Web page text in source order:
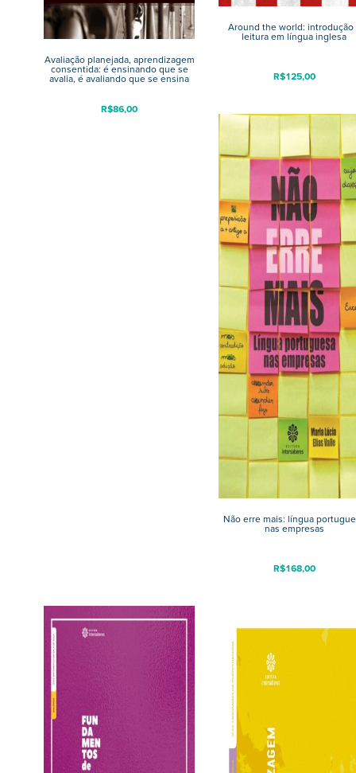
Avaliação planejada, aprendizagem
consentida: é ensinando que se
avalia, é avaliando que se ensina
R$86,00
Around the world: introdução
leitura em língua inglesa
R$125,00
Não erre mais: língua
nas empresas
R$168,00